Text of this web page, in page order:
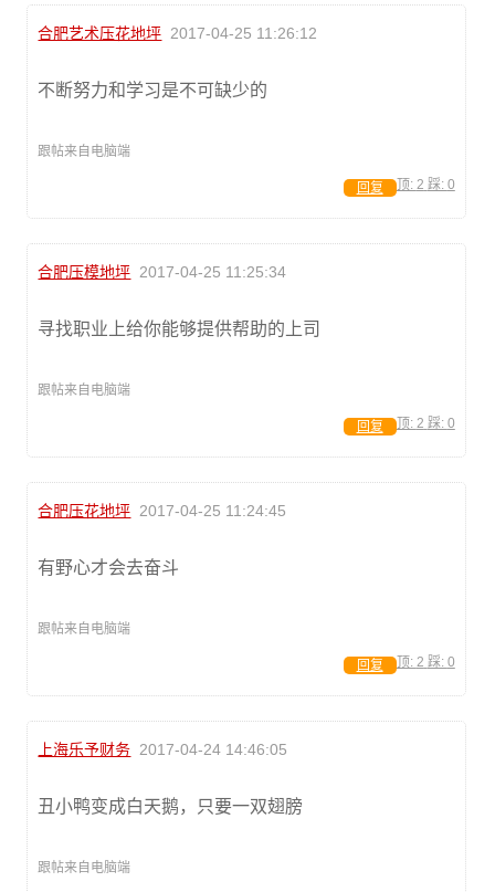
合肥艺术压花地坪 2017-04-25 11:26:12
不断努力和学习是不可缺少的
跟帖来自电脑端
顶: 2 踩: 0
回复
合肥压模地坪 2017-04-25 11:25:34
寻找职业上给你能够提供帮助的上司
跟帖来自电脑端
顶: 2 踩: 0
回复
合肥压花地坪 2017-04-25 11:24:45
有野心才会去奋斗
跟帖来自电脑端
顶: 2 踩: 0
回复
上海乐予财务 2017-04-24 14:46:05
丑小鸭变成白天鹅，只要一双翅膀
跟帖来自电脑端